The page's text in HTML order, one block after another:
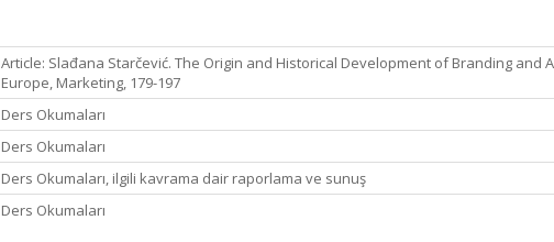
Article: Slađana Starčević. The Origin and Historical Development of Branding and
Europe, Marketing, 179-197
Ders Okumaları
Ders Okumaları
Ders Okumaları, ilgili kavrama dair raporlama ve sunuş
Ders Okumaları